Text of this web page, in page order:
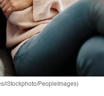
iStockphoto/PeopleImages)